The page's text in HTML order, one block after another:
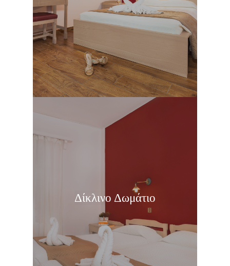
Δίκλινο Δωμάτιο